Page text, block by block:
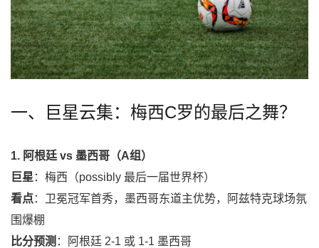
一、巨星云集：梅西C罗的最后之舞？
1. 阿根廷 vs 墨西哥（A组）
巨星 ：梅西（possibly 最后一届世界杯）
看点：卫冕冠军首秀，墨西哥东道主优势，阿兹特克球场氛
围爆棚
比分预测 ：阿根廷 2-1 或 1-1 墨西哥